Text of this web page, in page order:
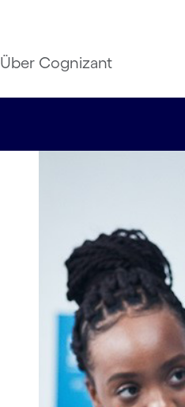
Über Cognizant